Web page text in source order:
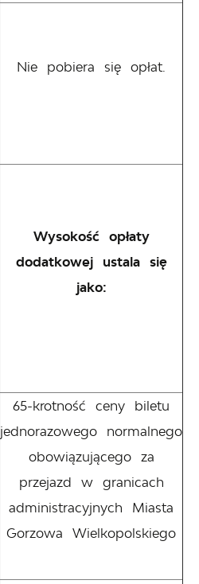
Nie pobiera się opłat.
Wysokość opłaty
dodatkowej ustala się
jako:
65-krotność ceny biletu
jednorazowego normalnego
obowiązującego za
przejazd w granicach
administracyjnych Miasta
Gorzowa Wielkopolskiego